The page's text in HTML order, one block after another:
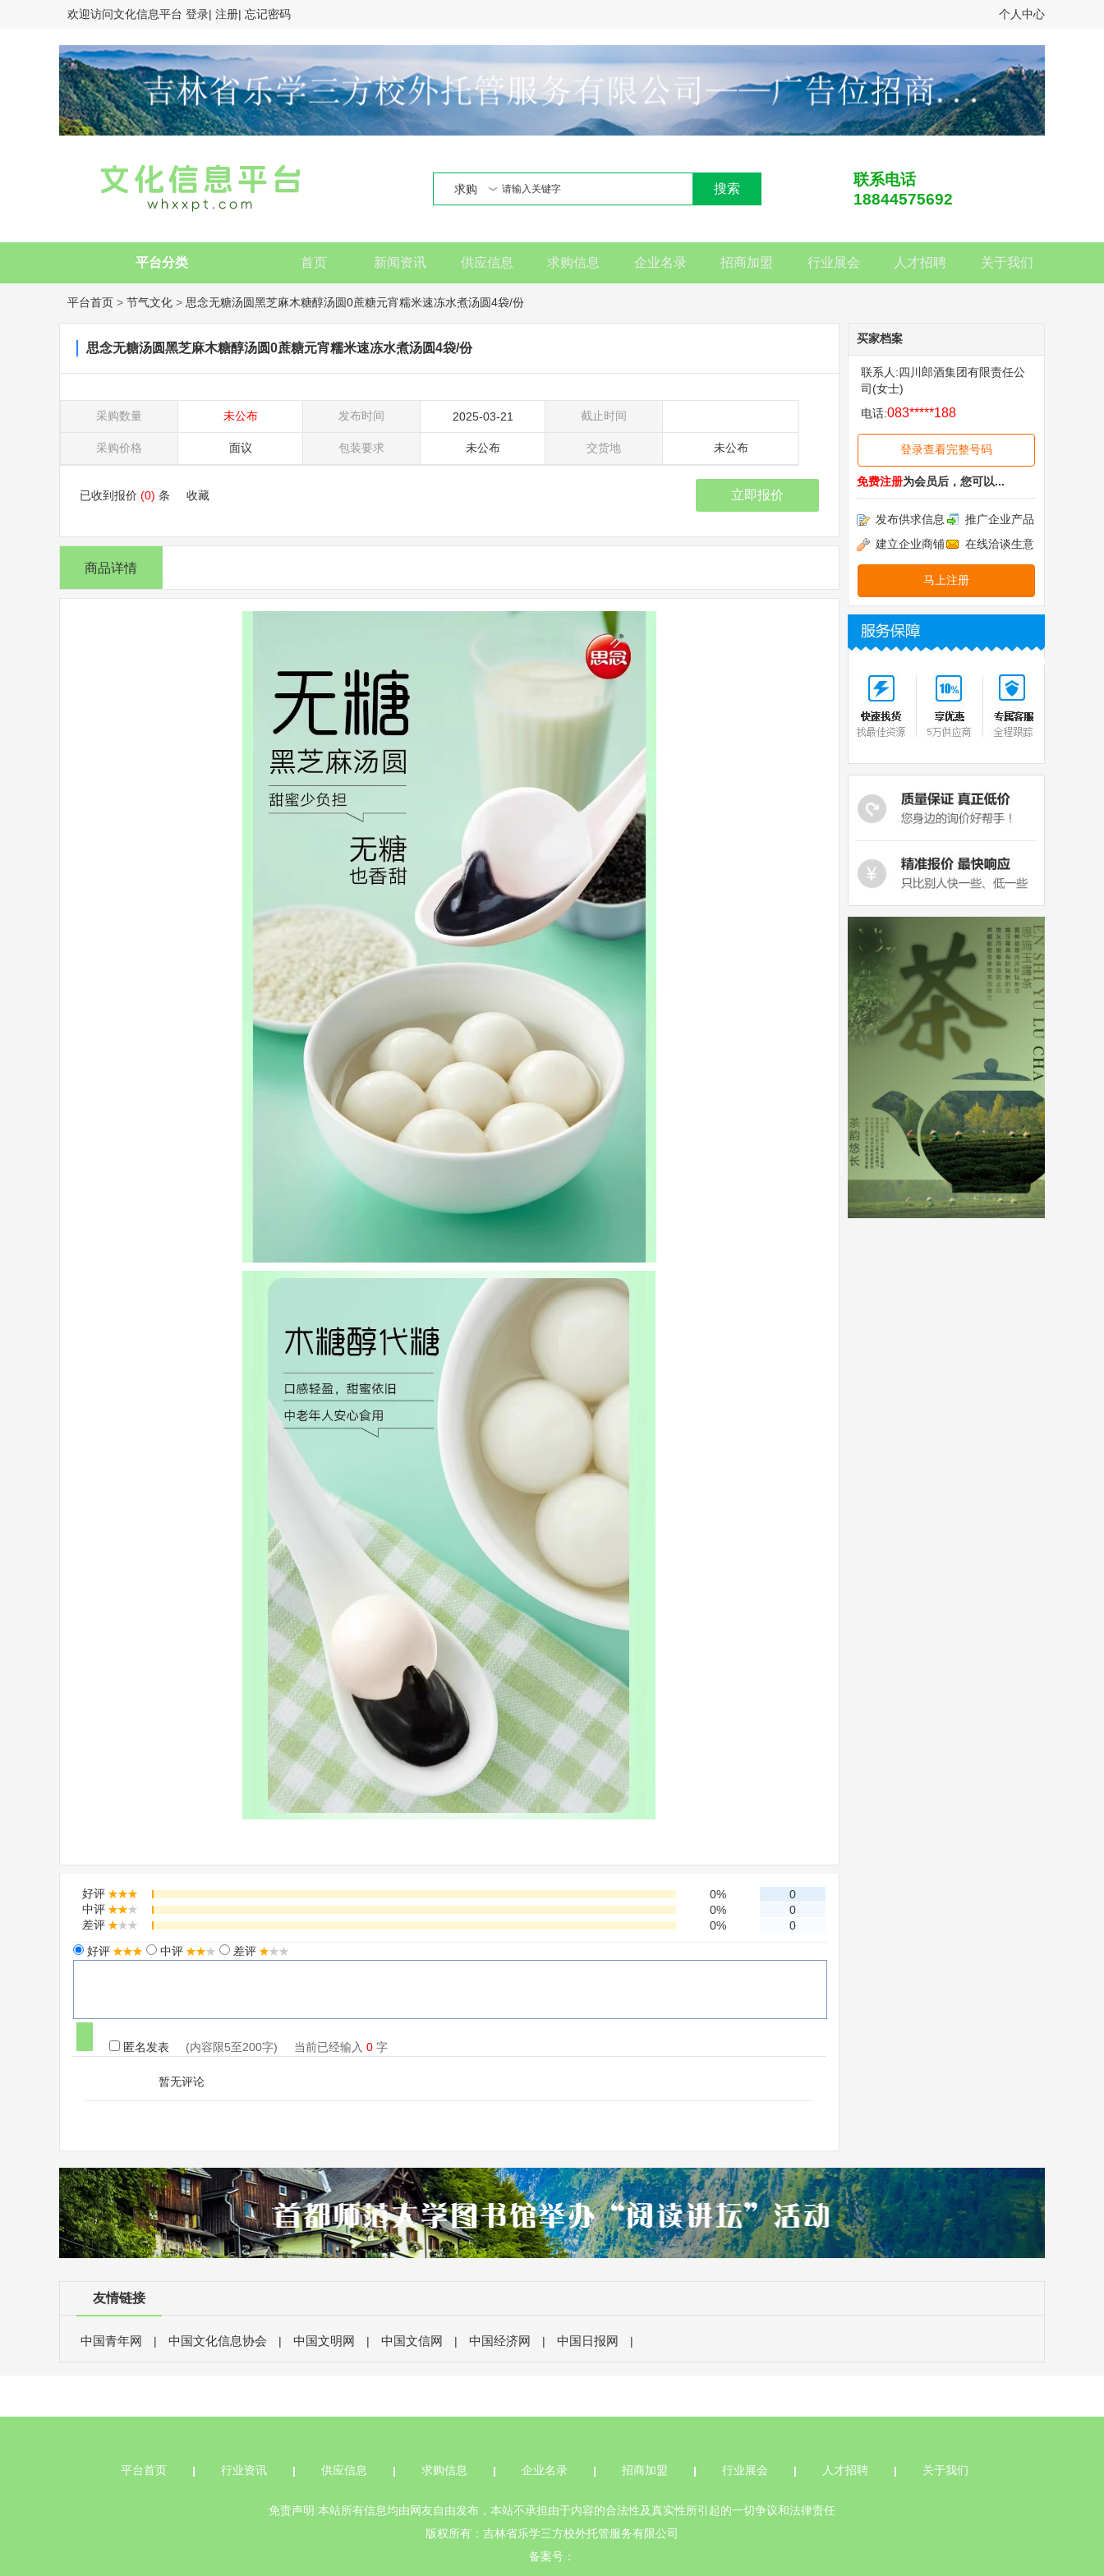
欢迎访问文化信息平台 登录| 注册| 忘记密码 个人中心
求购 搜索
联系电话
18844575692
平台分类 首页 新闻资讯 供应信息 求购信息 企业名录 招商加盟 行业展会 人才招聘 关于我们
平台首页 > 节气文化 > 思念无糖汤圆黑芝麻木糖醇汤圆0蔗糖元宵糯米速冻水煮汤圆4袋/份
买家档案
联系人:四川郎酒集团有限责任公
司(女士)
电话:083*****188
登录查看完整号码
免费注册为会员后，您可以...
发布供求信息
推广企业产品
建立企业商铺
在线洽谈生意
马上注册
思念无糖汤圆黑芝麻木糖醇汤圆0蔗糖元宵糯米速冻水煮汤圆4袋/份
采购数量 未公布 发布时间 2025-03-21 截止时间
采购价格 面议 包装要求 未公布 交货地 未公布
已收到报价 (0) 条 收藏 立即报价
商品详情
好评 0%
0
中评
0%
0
差评
0%
0
好评
中评 差评
匿名发表 (内容限5至200字) 当前已经输入 0 字
暂无评论
友情链接
中国青年网 | 中国文化信息协会 | 中国文明网 | 中国文信网 | 中国经济网 | 中国日报网 |
平台首页 行业资讯 供应信息 求购信息 企业名录 招商加盟 行业展会 人才招聘 关于我们
免责声明:本站所有信息均由网友自由发布，本站不承担由于内容的合法性及真实性所引起的一切争议和法律责任
版权所有：吉林省乐学三方校外托管服务有限公司
备案号：